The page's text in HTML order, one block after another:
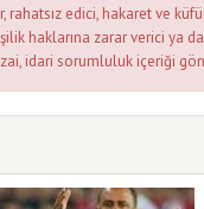
rahatsız edici, hakaret ve
haklarına zarar verici ya
idari sorumluluk içeriği